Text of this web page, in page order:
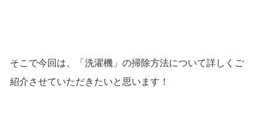
そこで今回は、「洗濯機」の掃除方法について詳しくご
紹介させていただきたいと思います！